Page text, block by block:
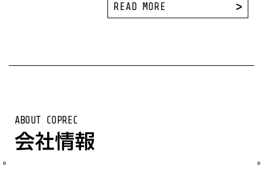
D D
READ MORE
ABOUT COPREC
会社情報